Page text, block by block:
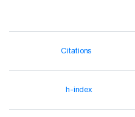
Citations
h-index